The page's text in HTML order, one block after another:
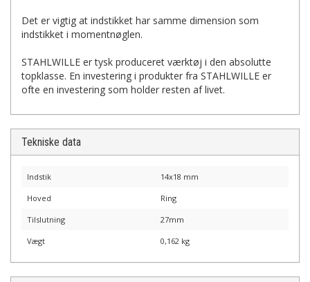
Det er vigtig at indstikket har samme dimension som
indstikket i momentnøglen.
STAHLWILLE er tysk produceret værktøj i den absolutte
topklasse. En investering i produkter fra STAHLWILLE er
ofte en investering som holder resten af livet.
Tekniske data
Indstik 14x18 mm
Hoved Ring
Tilslutning 27mm
Vægt 0,162 kg